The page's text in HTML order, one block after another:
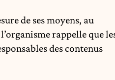
de ses moyens, au
rappelle que
des contenus